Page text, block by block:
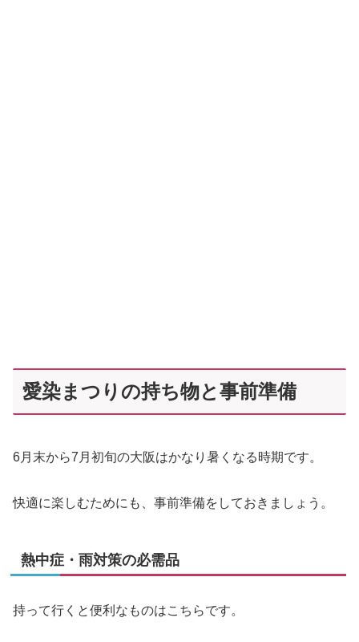
愛染まつりの持ち物と事前準備
6月末から7月初旬の大阪はかなり暑くなる時期です。
快適に楽しむためにも、事前準備をしておきましょう。
熱中症・雨対策の必需品
持って行くと便利なものはこちらです。